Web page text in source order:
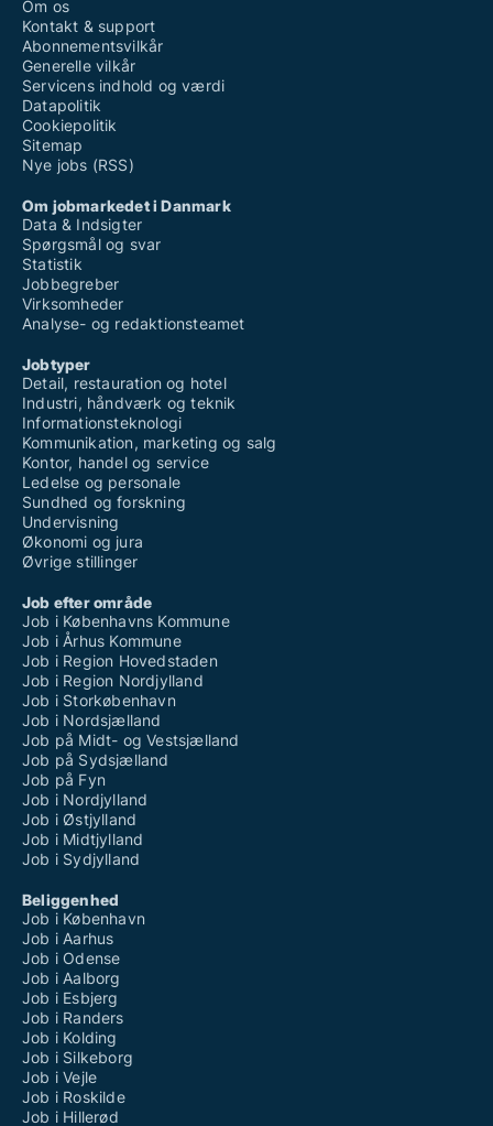
Om os
Kontakt & support
Abonnementsvilkår
Generelle vilkår
Servicens indhold og værdi
Datapolitik
Cookiepolitik
Sitemap
Nye jobs (RSS)
Om jobmarkedet i Danmark
Data & Indsigter
Spørgsmål og svar
Statistik
Jobbegreber
Virksomheder
Analyse- og redaktionsteamet
Jobtyper
Detail, restauration og hotel
Industri, håndværk og teknik
Informationsteknologi
Kommunikation, marketing og salg
Kontor, handel og service
Ledelse og personale
Sundhed og forskning
Undervisning
Økonomi og jura
Øvrige stillinger
Job efter område
Job i Københavns Kommune
Job i Århus Kommune
Job i Region Hovedstaden
Job i Region Nordjylland
Job i Storkøbenhavn
Job i Nordsjælland
Job på Midt- og Vestsjælland
Job på Sydsjælland
Job på Fyn
Job i Nordjylland
Job i Østjylland
Job i Midtjylland
Job i Sydjylland
Beliggenhed
Job i København
Job i Aarhus
Job i Odense
Job i Aalborg
Job i Esbjerg
Job i Randers
Job i Kolding
Job i Silkeborg
Job i Vejle
Job i Roskilde
Job i Hillerød